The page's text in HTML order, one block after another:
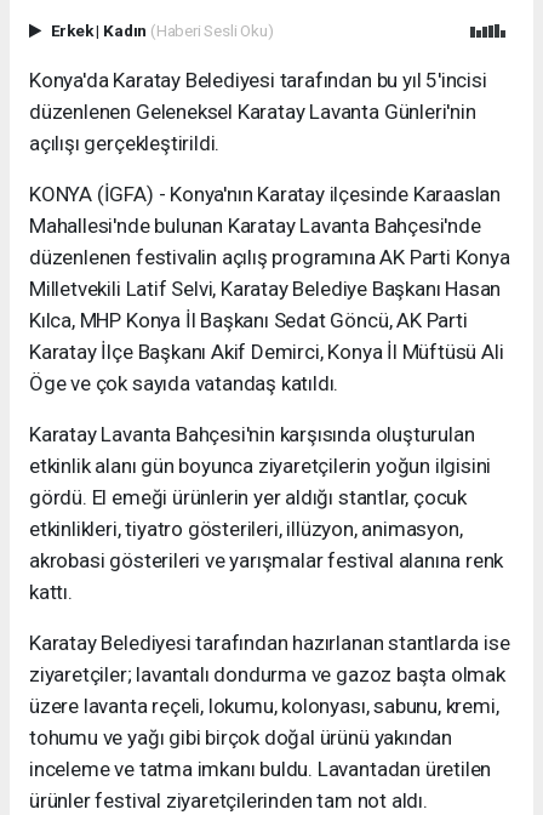
Erkek| Kadın (Haberi Sesli Oku)
Konya'da Karatay Belediyesi tarafından bu yıl 5'incisi
düzenlenen Geleneksel Karatay Lavanta Günleri'nin
açılışı gerçekleştirildi.
KONYA (İGFA) - Konya'nın Karatay ilçesinde Karaaslan
Mahallesi'nde bulunan Karatay Lavanta Bahçesi'nde
düzenlenen festivalin açılış programına AK Parti Konya
Milletvekili Latif Selvi, Karatay Belediye Başkanı Hasan
Kılca, MHP Konya İl Başkanı Sedat Göncü, AK Parti
Karatay İlçe Başkanı Akif Demirci, Konya İl Müftüsü Ali
Öge ve çok sayıda vatandaş katıldı.
Karatay Lavanta Bahçesi'nin karşısında oluşturulan
etkinlik alanı gün boyunca ziyaretçilerin yoğun ilgisini
gördü. El emeği ürünlerin yer aldığı stantlar, çocuk
etkinlikleri, tiyatro gösterileri, illüzyon, animasyon,
akrobasi gösterileri ve yarışmalar festival alanına renk
kattı.
Karatay Belediyesi tarafından hazırlanan stantlarda ise
ziyaretçiler; lavantalı dondurma ve gazoz başta olmak
üzere lavanta reçeli, lokumu, kolonyası, sabunu, kremi,
tohumu ve yağı gibi birçok doğal ürünü yakından
inceleme ve tatma imkanı buldu. Lavantadan üretilen
ürünler festival ziyaretçilerinden tam not aldı.